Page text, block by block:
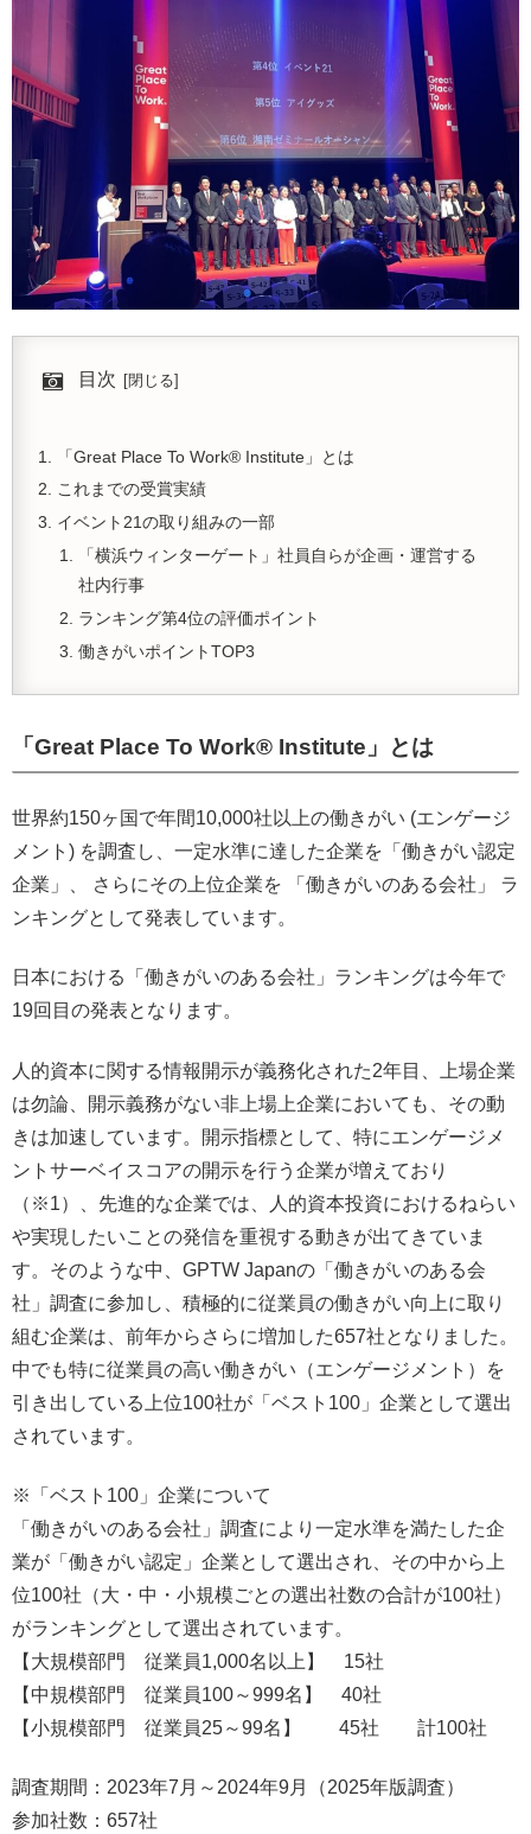
目次
「Great Place To Work® Institute」とは
これまでの受賞実績
イベント21の取り組みの一部
「横浜ウィンターゲート」社員自らが企画・運営する
社内行事
ランキング第4位の評価ポイント
働きがいポイントTOP3
「Great Place To Work® Institute」とは
世界約150ヶ国で年間10,000社以上の働きがい (エンゲージ
メント) を調査し、一定水準に達した企業を「働きがい認定
企業」、 さらにその上位企業を 「働きがいのある会社」 ラ
ンキングとして発表しています。
日本における「働きがいのある会社」ランキングは今年で
19回目の発表となります。
人的資本に関する情報開示が義務化された2年目、上場企業
は勿論、開示義務がない非上場上企業においても、その動
きは加速しています。開示指標として、特にエンゲージメ
ントサーベイスコアの開示を行う企業が増えており
（※1）、先進的な企業では、人的資本投資におけるねらい
や実現したいことの発信を重視する動きが出てきていま
す。そのような中、GPTW Japanの「働きがいのある会
社」調査に参加し、積極的に従業員の働きがい向上に取り
組む企業は、前年からさらに増加した657社となりました。
中でも特に従業員の高い働きがい（エンゲージメント）を
引き出している上位100社が「ベスト100」企業として選出
されています。
※「ベスト100」企業について
「働きがいのある会社」調査により一定水準を満たした企
業が「働きがい認定」企業として選出され、その中から上
位100社（大・中・小規模ごとの選出社数の合計が100社）
がランキングとして選出されています。
【大規模部門 従業員1,000名以上】 15社
【中規模部門 従業員100～999名】 40社
【小規模部門 従業員25～99名】 45社 計100社
調査期間：2023年7月～2024年9月（2025年版調査）
参加社数：657社